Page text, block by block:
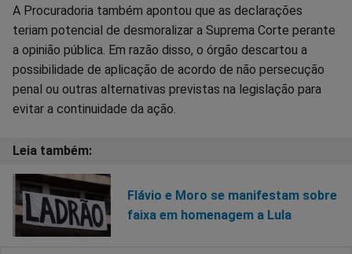
A Procuradoria também apontou que as declarações
teriam potencial de desmoralizar a Suprema Corte perante
a opinião pública. Em razão disso, o órgão descartou a
possibilidade de aplicação de acordo de não persecução
penal ou outras alternativas previstas na legislação para
evitar a continuidade da ação.
Flávio e Moro se manifestam sobre
faixa em homenagem a Lula